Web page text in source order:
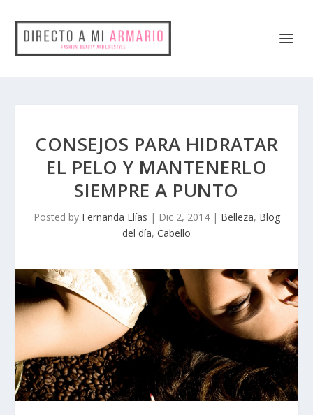
CONSEJOS PARA HIDRATAR
EL PELO Y MANTENERLO
SIEMPRE A PUNTO
Posted by Fernanda Elías | Dic 2, 2014| Belleza, Blog
del día, Cabello